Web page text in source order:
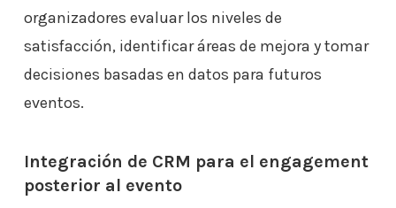
organizadores evaluar los niveles de
satisfacción, identificar áreas de mejora y tomar
decisiones basadas en datos para futuros
eventos.
Integración de CRM para el engagement
posterior al evento